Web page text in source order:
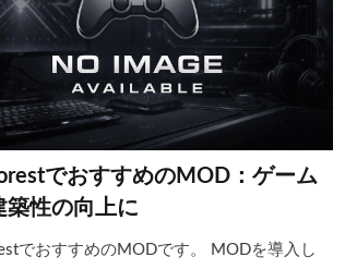
でおすすめのMOD：ゲーム
築性の向上に
でおすすめのMODです。 MODを導入し